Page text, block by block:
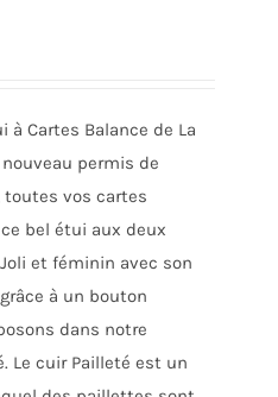
Cartes Balance de La
permis de
vos cartes
bel étui aux deux
et féminin avec son
à un bouton
dans notre
Le cuir Pailleté est un